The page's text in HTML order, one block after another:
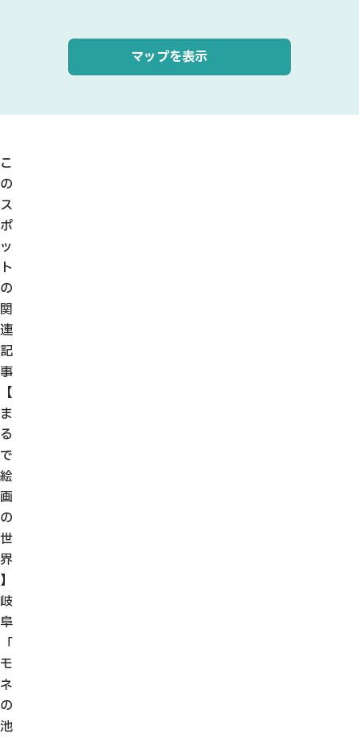
こ
の
ス
ポ
ッ
ト
の
関
連
記
事
【
ま
る
で
絵
画
の
世
界
】
岐
阜
「
モ
ネ
の
池
マップを表示